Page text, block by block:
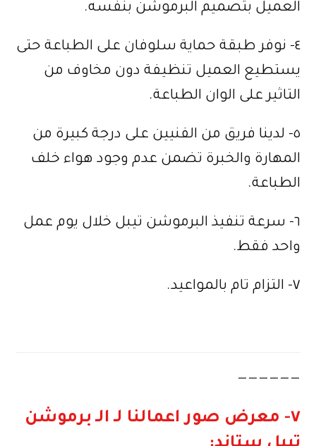
العميل بتصميم البرموشن بنفسه.
٤- نوفر طبقة حماية سلوفان على الطباعة حتى
يستطيع العميل تنظيفة دون مخاوف من
التاثير على الوان الطباعة.
٥- لدينا فريق من الفنيين على درجة كبيرة من
المهارة والخبرة تضمن عدم وجود هواء خلف
الطباعة.
٦- سرعة تنفيذ البرموشن تيبل خلال يوم عمل
واحد فقط.
٧- التزام تام بالمواعيد.
——————
٧- معرض صور اعمالنا لـ الـ برموشن